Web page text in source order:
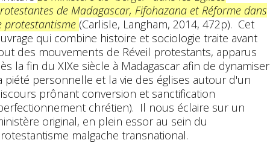
de Madagascar, Fifohazana et Réforme dans
protestantisme (Carlisle, Langham, 2014, 472p). Cet
qui combine histoire et sociologie traite avant
des mouvements de Réveil protestants, apparus
la fin du XIXe siècle à Madagascar afin de dynamiser
piété personnelle et la vie des églises autour d'un
prônant conversion et sanctification
chrétien). Il nous éclaire sur un
original, en plein essor au sein du
malgache transnational.